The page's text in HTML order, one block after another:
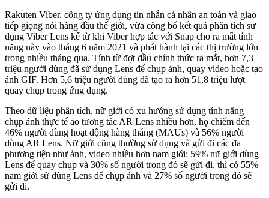
Rakuten Viber, công ty ứng dụng tin nhắn cá nhân an toàn và giao
tiếp giọng nói hàng đầu thế giới, vừa công bố kết quả phân tích sử
dụng Viber Lens kể từ khi Viber hợp tác với Snap cho ra mắt tính
năng này vào tháng 6 năm 2021 và phát hành tại các thị trường lớn
trong nhiều tháng qua. Tính từ đợt đầu chính thức ra mắt, hơn 7,3
triệu người dùng đã sử dụng Lens để chụp ảnh, quay video hoặc tạo
ảnh GIF. Hơn 5,6 triệu người dùng đã tạo ra hơn 51,8 triệu lượt
quay chụp trong ứng dụng.
Theo dữ liệu phân tích, nữ giới có xu hướng sử dụng tính năng
chụp ảnh thực tế ảo tương tác AR Lens nhiều hơn, họ chiếm đến
46% người dùng hoạt động hàng tháng (MAUs) và 56% người
dùng AR Lens. Nữ giới cũng thường sử dụng và gửi đi các đa
phương tiện như ảnh, video nhiều hơn nam giới: 59% nữ giới dùng
Lens để quay chụp và 30% số người trong đó sẽ gửi đi, thì có 55%
nam giới sử dùng Lens để chụp ảnh và 27% số người trong đó sẽ
gửi đi.